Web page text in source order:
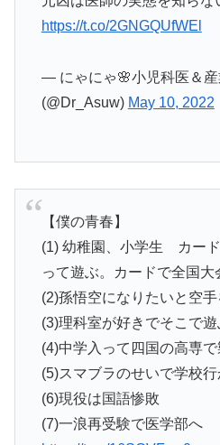
https://t.co/2GNGQUfWEl
— にゃにゃ🌸小児科医＆産
(@Dr_Asuw) May 10, 2022
【僕の青春】
(1) 幼稚園、小学生 カー
って遊ぶ。カードで全国大
(2)孫悟空になりたいと空手
(3)理科室が好きでそこで遊
(4)中学入って四国の高専で
(5)スマブラのせいで学校行
(6)現役は国語惨敗
(7)一浪再受験で医学部へ